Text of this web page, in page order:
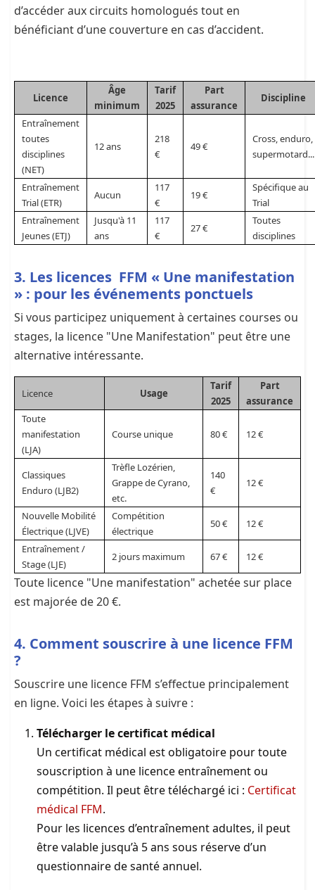
d’accéder aux circuits homologués tout en
bénéficiant d’une couverture en cas d’accident.
Licence
Âge
minimum
Tarif
2025
Part
assurance
Discipline
Entraînement
toutes
disciplines
(NET)
12 ans
218
€
49 €
Cross, enduro,
supermotard...
Entraînement
Trial (ETR)
Aucun
117
€
19 €
Spécifique au
Trial
Entraînement
Jeunes (ETJ)
Jusqu'à 11
ans
117
€
27 €
Toutes
disciplines
3. Les licences FFM « Une manifestation
» : pour les événements ponctuels
Si vous participez uniquement à certaines courses ou
stages, la licence "Une Manifestation" peut être une
alternative intéressante.
Licence Usage
Tarif
2025
Part
assurance
Toute
manifestation
(LJA)
Course unique 80 € 12 €
Classiques
Enduro (LJB2)
Trèfle Lozérien,
Grappe de Cyrano,
etc.
140
€
12 €
Nouvelle Mobilité
Électrique (LJVE)
Compétition
électrique
50 €
12 €
Entraînement /
Stage (LJE)
2 jours maximum 67 € 12 €
Toute licence "Une manifestation" achetée sur place
est majorée de 20 €.
4. Comment souscrire à une licence FFM
?
Souscrire une licence FFM s’effectue principalement
en ligne. Voici les étapes à suivre :
Télécharger le certificat médical
Un certificat médical est obligatoire pour toute
souscription à une licence entraînement ou
compétition. Il peut être téléchargé ici : Certificat
médical FFM.
Pour les licences d’entraînement adultes, il peut
être valable jusqu’à 5 ans sous réserve d’un
questionnaire de santé annuel.